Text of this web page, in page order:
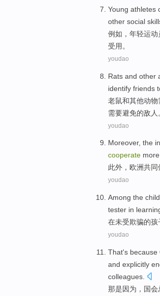
Young athletes
other social
例如 ， 年轻运动
受用 。
youdao
Rats and other
identify friends
老鼠和其他动物
需要避免的敌人
youdao
Moreover, the
cooperate more
此外 ， 欧洲共同
youdao
Among the
tester in
在未受欺骗的孩
youdao
That's because
and explicitly
colleagues
那是因为 ， 国会